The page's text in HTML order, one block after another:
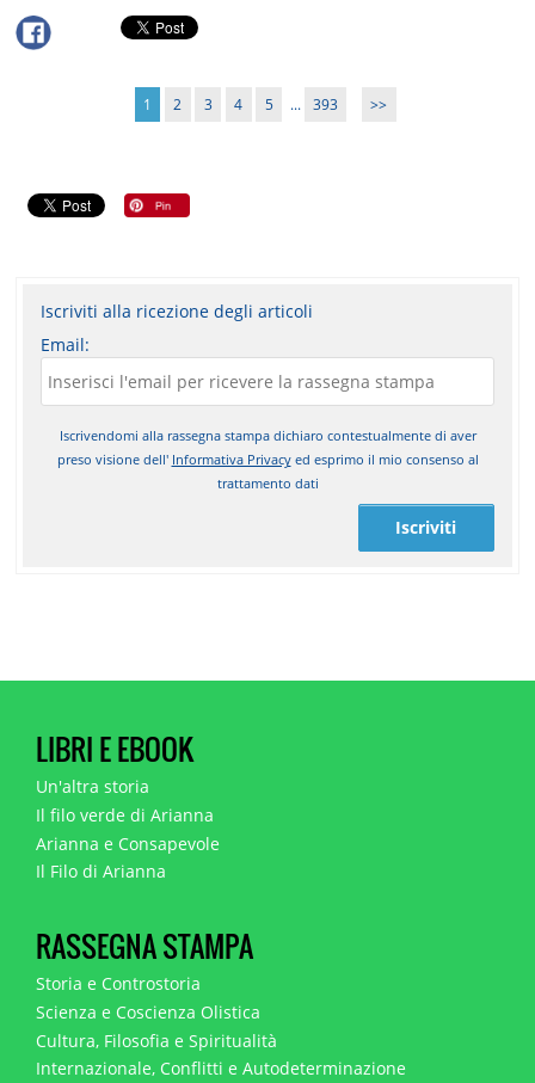
1 2 3 4 5 ... 393 >>
Iscriviti alla ricezione degli articoli
Email:
Iscrivendomi alla rassegna stampa dichiaro contestualmente di aver
preso visione dell' Informativa Privacyed esprimo il mio consenso al
trattamento dati
Iscriviti
LIBRI E EBOOK
Un'altra storia
Il filo verde di Arianna
Arianna e Consapevole
Il Filo di Arianna
RASSEGNA STAMPA
Storia e Controstoria
Scienza e Coscienza Olistica
Cultura, Filosofia e Spiritualità
Internazionale, Conflitti e Autodeterminazione